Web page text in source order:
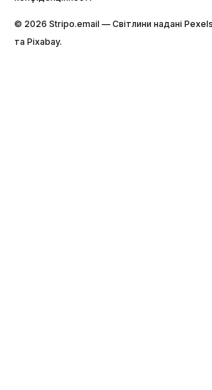
© 2026 Stripо.email — Світлини надані
та Pixabay.